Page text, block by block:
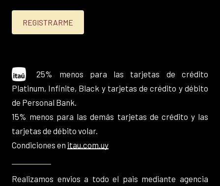
25% menos para las tarjetas de crédito
Platinum, Infinite, Black y tarjetas de crédito y débito
de Personal Bank.
15% menos para las demás tarjetas de crédito y las
tarjetas de débito volar.
Condiciones en itau.com.uy
Realizamos envios a todo el pais mediante agencia